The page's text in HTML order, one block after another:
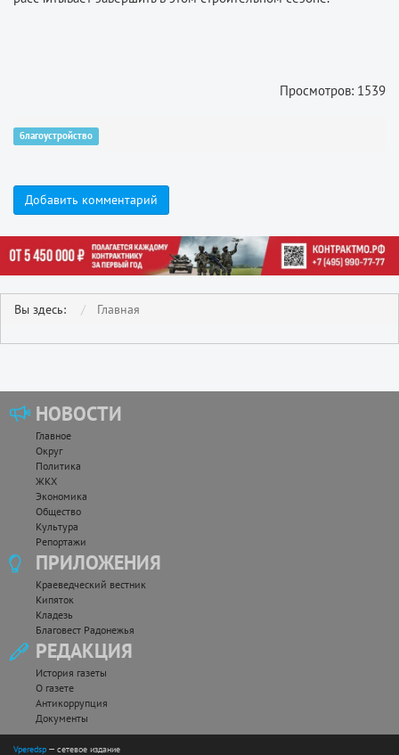
Просмотров: 1539
благоустройство
Добавить комментарий
Вы здесь: Главная
НОВОСТИ
Главное
Округ
Политика
ЖКХ
Экономика
Общество
Культура
Репортажи
ПРИЛОЖЕНИЯ
Краеведческий вестник
Кипяток
Кладезь
Благовест Радонежья
РЕДАКЦИЯ
История газеты
О газете
Антикоррупция
Документы
Vperedsp — сетевое издание